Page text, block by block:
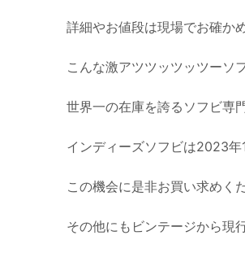
詳細やお値段は現場でお確か
こんな激アツツッツッツーソ
世界一の在庫を誇るソフビ専
インディーズソフビは2023年
この機会に是非お買い求めく
その他にもビンテージから現